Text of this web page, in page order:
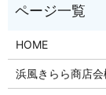
HOME
浜風きらら商店会